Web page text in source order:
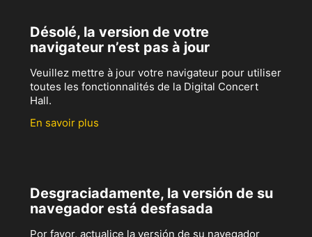
Désolé, la version de votre
navigateur n’est pas à jour
Veuillez mettre à jour votre navigateur pour utiliser
toutes les fonctionnalités de la Digital Concert
Hall.
En savoir plus
Desgraciadamente, la versión de su
navegador está desfasada
Por favor, actualice la versión de su navegador